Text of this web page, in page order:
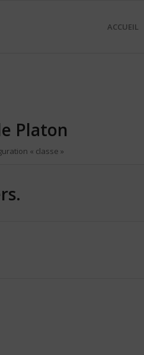
ACCUEIL
Platon
« classe »